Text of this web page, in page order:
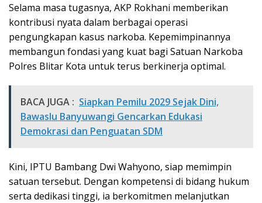
Selama masa tugasnya, AKP Rokhani memberikan
kontribusi nyata dalam berbagai operasi
pengungkapan kasus narkoba. Kepemimpinannya
membangun fondasi yang kuat bagi Satuan Narkoba
Polres Blitar Kota untuk terus berkinerja optimal.
BACA JUGA : Siapkan Pemilu 2029 Sejak Dini,
Bawaslu Banyuwangi Gencarkan Edukasi
Demokrasi dan Penguatan SDM
Kini, IPTU Bambang Dwi Wahyono, siap memimpin
satuan tersebut. Dengan kompetensi di bidang hukum
serta dedikasi tinggi, ia berkomitmen melanjutkan